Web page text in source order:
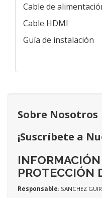
Cable de
Cable HDMI
Guía de instalación
Sobre Nosotros
¡Suscríbete a
PROTECCIÓN
Responsable: SANCHEZ